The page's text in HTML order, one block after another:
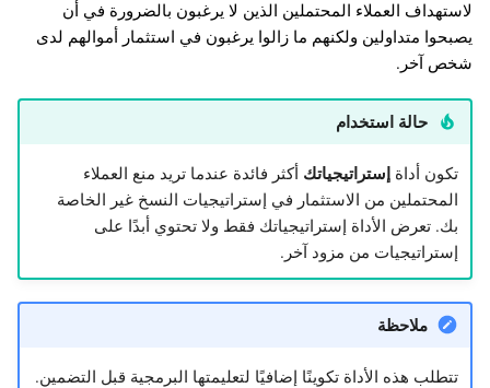
لاستهداف العملاء المحتملين الذين لا يرغبون بالضرورة في أن
يصبحوا متداولين ولكنهم ما زالوا يرغبون في استثمار أموالهم لدى
شخص آخر.
حالة استخدام
تكون أداةإستراتيجياتك أكثر فائدة عندما تريد منع العملاء
المحتملين من الاستثمار في إستراتيجيات النسخ غير الخاصة
بك. تعرض الأداة إستراتيجياتك فقط ولا تحتوي أبدًا على
إستراتيجيات من مزود آخر.
ملاحظة
تتطلب هذه الأداة تكوينًا إضافيًا لتعليمتها البرمجية قبل التضمين.